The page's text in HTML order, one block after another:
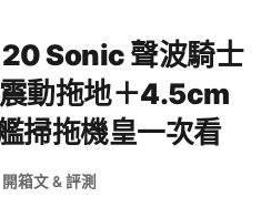
Sonic 聲波騎士
動拖地＋4.5cm
掃拖機皇一次看
開箱文 & 評測